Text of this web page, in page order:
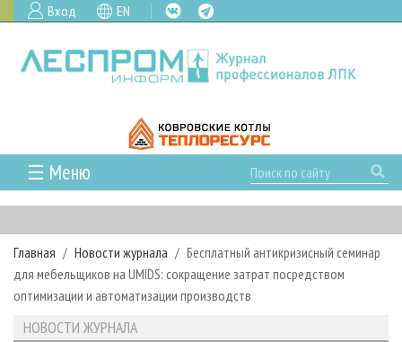
Вход EN
☰ Меню
ГЛАВНАЯ
РУБРИКИ И ТЕМЫ
РУБРИКИ ЖУРНАЛА
ЛЕСНОЕ ХОЗЯЙСТВО
ЛЕСОЗАГОТОВКА
НОВОСТИ
КАЛЕНДАРЬ СОБЫТИЙ
НОВОСТИ ЛПК
ПРОЕКТЫ ЛПИ
АНАЛИТИКА
АРХИВ
Главная Новости журнала
Бесплатный антикризисный семинар
для мебельщиков на UMIDS: сокращение затрат посредством
оптимизации и автоматизации производств
НОВОСТИ ЖУРНАЛА